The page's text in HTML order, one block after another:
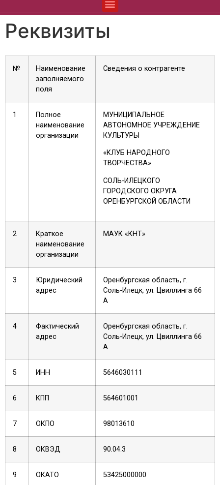
Реквизиты
№
Наименование
заполняемого
поля
Сведения о контрагенте
1
Полное
наименование
организации
МУНИЦИПАЛЬНОЕ
АВТОНОМНОЕ УЧРЕЖДЕНИЕ
КУЛЬТУРЫ
«КЛУБ НАРОДНОГО
ТВОРЧЕСТВА»
СОЛЬ-ИЛЕЦКОГО
ГОРОДСКОГО ОКРУГА
ОРЕНБУРГСКОЙ ОБЛАСТИ
2
Краткое
наименование
организации
МАУК «КНТ»
3
Юридический
адрес
Оренбургская область, г.
Соль-Илецк, ул. Цвиллинга 66
А
4
Фактический
адрес
Оренбургская область, г.
Соль-Илецк, ул. Цвиллинга 66
А
5 ИНН 5646030111
6 КПП 564601001
7 ОКПО 98013610
8 ОКВЭД 90.04.3
9 ОКАТО 53425000000